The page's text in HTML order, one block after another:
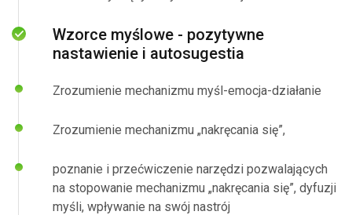
Wzorce myślowe - pozytywne
nastawienie i autosugestia
Zrozumienie mechanizmu myśl-emocja-działanie
Zrozumienie mechanizmu „nakręcania się”,
poznanie i przećwiczenie narzędzi pozwalających
na stopowanie mechanizmu „nakręcania się”, dyfuzji
myśli, wpływanie na swój nastrój